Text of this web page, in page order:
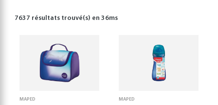
7637 résultats trouvé(s) en36ms
MAPED MAPED